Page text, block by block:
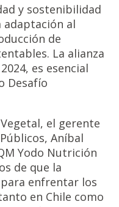
y sostenibilidad
adaptación al
de
La alianza
es esencial
Desafío
el gerente
Aníbal
Yodo Nutrición
de que la
enfrentar los
en Chile como